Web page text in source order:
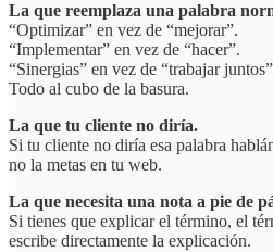
La que reemplaza una palabra
“Optimizar” en vez de “mejorar”.
“Implementar” en vez de “hacer”.
“Sinergias” en vez de “trabajar
Todo al cubo de la basura.
La que tu cliente no diría.
Si tu cliente no diría esa palabra
no la metas en tu web.
La que necesita una nota a pie de
Si tienes que explicar el término, el
escribe directamente la explicación.